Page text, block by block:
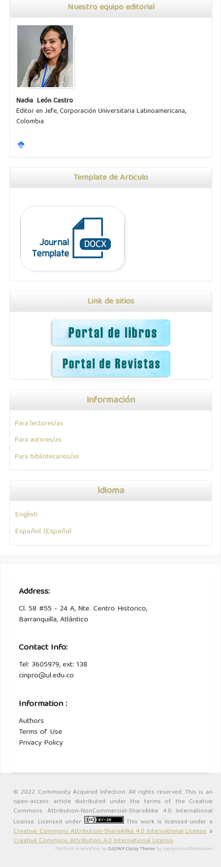
Nuestro equipo editorial
Nadia León Castro
Editor en Jefe, Corporación Universitaria Latinoamericana,
Colombia
Template de Articulo
Link de sitios
Información
Para lectores/as
Para autores/as
Para bibliotecarios/as
Idioma
English
Español (España)
Address:
Cl. 58 #55 - 24 A, Nte. Centro Historico,
Barranquilla, Atlántico
Contact Info:
Tel: 3605979, ext: 138
cinpro@ul.edu.co
Information :
Authors
Terms of Use
Privacy Policy
© 2022 Community Acquired Infection. All rights reserved. This is an
open-access article distributed under the terms of the Creative
Commons Attribution-NonCommercial-ShareAlike 4.0 International
License. Licensed under
This work is licensed under a
Creative Commons Attribution-ShareAlike 4.0 International License. a
Creative Commons Attribution 4.0 International License.
Platform & Workflow byOJS/PKP.Classy Theme by openjournaltheme.com